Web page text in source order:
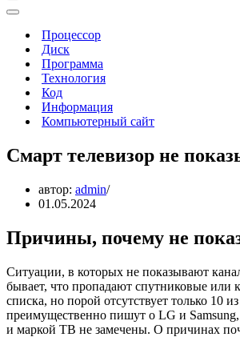
Меню
навигации
Меню
навигацииПроцессор
Диск
Программа
Технология
Код
Информация
Компьютерный сайт
Смарт телевизор не
автор: admin
01.05.2024
Причины, почему не
Ситуации, в которых не показывают
бывает, что пропадают спутниковые или
списка, но порой отсутствует только 10
преимущественно пишут о LG и Samsung,
и маркой ТВ не замечены. О причинах